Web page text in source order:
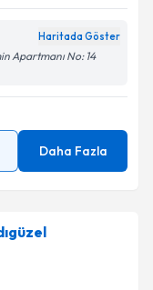
Haritada Göster
Apartmanı No: 14
Daha Fazla